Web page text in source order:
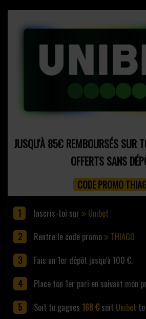
JUSQU'À 85€ REMBOURSÉS SUR
OFFERTS SANS
CODE PROMO
Inscris-toi sur
Unibet
Rentre le code promo
THIAGO
Fais un 1er dépôt jusqu'à 100 €.
Place ton 1er pari en suivant mon
Soit tu gagnes 168 € soit Unibet